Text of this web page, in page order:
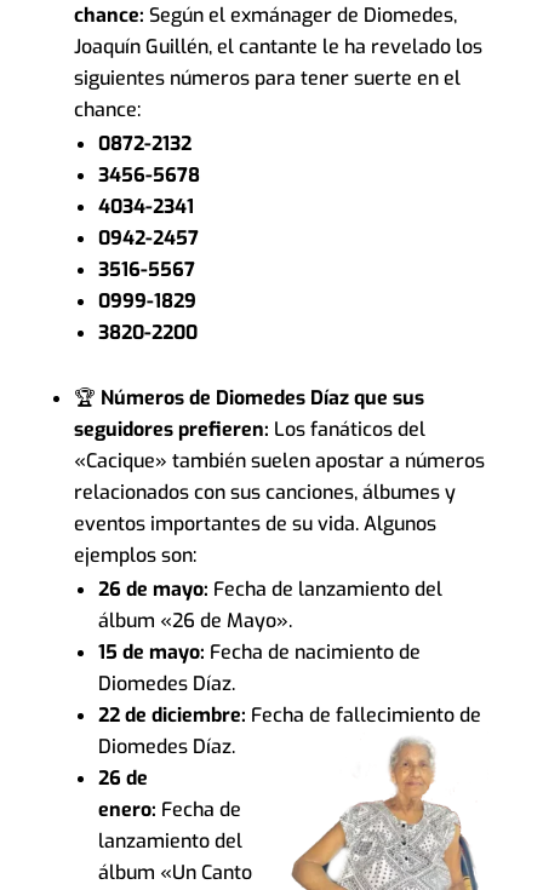
chance: Según el exmánager de Diomedes,
Joaquín Guillén, el cantante le ha revelado los
siguientes números para tener suerte en el
chance:
0872-2132
3456-5678
4034-2341
0942-2457
3516-5567
0999-1829
3820-2200
🏆 Números de Diomedes Díaz que sus
seguidores prefieren: Los fanáticos del
«Cacique» también suelen apostar a números
relacionados con sus canciones, álbumes y
eventos importantes de su vida. Algunos
ejemplos son:
26 de mayo: Fecha de lanzamiento del
álbum «26 de Mayo».
15 de mayo: Fecha de nacimiento de
Diomedes Díaz.
22 de diciembre: Fecha de fallecimiento de
Diomedes Díaz.
26 de
enero: Fecha de
lanzamiento del
álbum «Un Canto